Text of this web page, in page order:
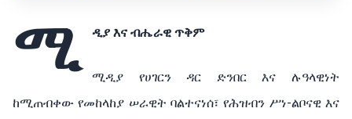
ሚ ዲያ እና ብሔራዊ ጥቅም
ሚዲያ የሀገርን ዳር ድንበር እና ሉዓላዊነት
ከሚጠብቀው የመከላከያ ሠራዊት ባልተናነሰ፣ የሕዝብን ሥነ-ልቦናዊ እና